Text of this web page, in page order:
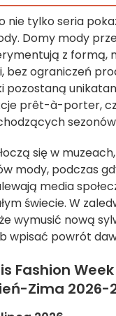
nie tylko seria
Domy mody
z formą,
bez ograniczeń
pozostaną
prêt-à-porter,
się w
mody, podczas
media
świecie. W
wymusić nową
wpisać powrót
Fashion
Zima 2026-